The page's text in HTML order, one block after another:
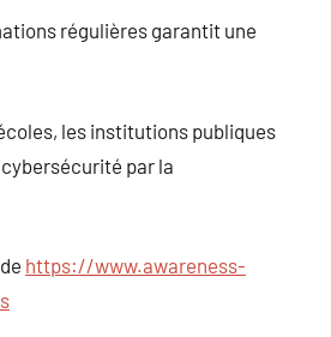
régulières garantit une
les institutions publiques
par la
https://www.awareness-